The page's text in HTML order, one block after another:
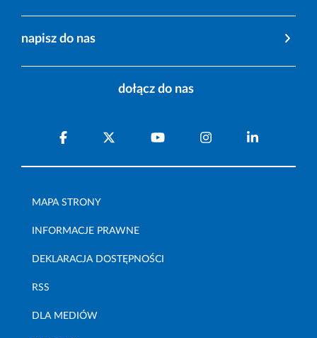
napisz do nas
dołącz do nas
MAPA STRONY
INFORMACJE PRAWNE
DEKLARACJA DOSTĘPNOŚCI
RSS
DLA MEDIÓW